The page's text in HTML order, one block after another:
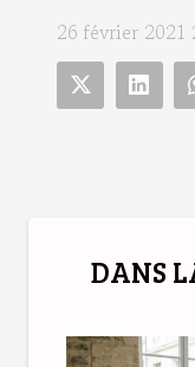
26 février 2021
DANS